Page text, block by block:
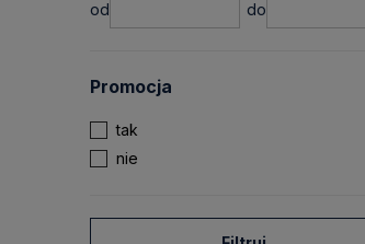
Promocja
tak
nie